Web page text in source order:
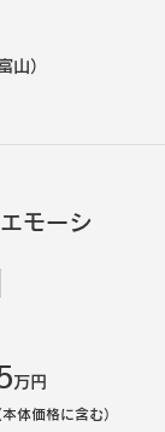
山）
モーシ
万円
体価格に含む）